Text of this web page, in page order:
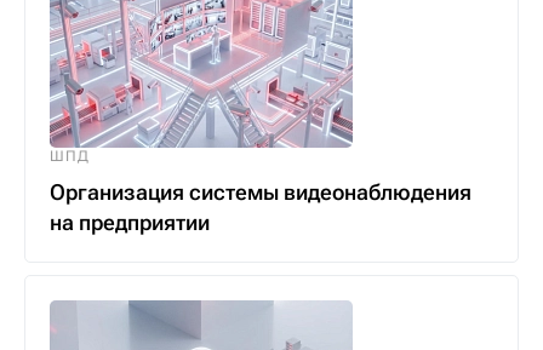
ШПД
Организация системы видеонаблюдения
на предприятии